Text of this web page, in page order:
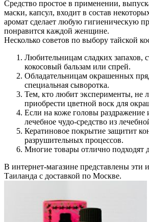
Средство простое в применении,
маски, капсул, входит в состав
аромат сделает любую гигиеническую
понравится каждой женщине.
Несколько советов по выбору тайской
Любительницам сладких запахов,
кокосовый бальзам или спрей.
Обладательницам окрашенных
специальная сыворотка.
Тем, кто любит эксперименты, не
приобрести цветной воск для
Если на коже головы раздражение
лечебное чудо-средство из
Кератиновое покрытие защитит
разрушительных процессов.
Многие товары отлично подходят
В интернет-магазине представлены эти
Таиланда с доставкой по Москве.